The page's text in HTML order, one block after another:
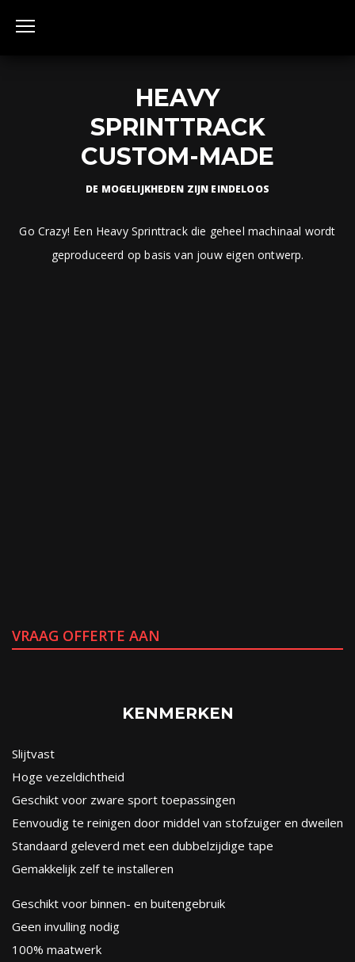
HEAVY
SPRINTTRACK
CUSTOM-MADE
DE MOGELIJKHEDEN ZIJN EINDELOOS
Go Crazy! Een Heavy Sprinttrack die geheel machinaal wordt
geproduceerd op basis van jouw eigen ontwerp.
VRAAG OFFERTE AAN
KENMERKEN
Slijtvast
Hoge vezeldichtheid
Geschikt voor zware sport toepassingen
Eenvoudig te reinigen door middel van stofzuiger en dweilen
Standaard geleverd met een dubbelzijdige tape
Gemakkelijk zelf te installeren
Geschikt voor binnen- en buitengebruik
Geen invulling nodig
100% maatwerk